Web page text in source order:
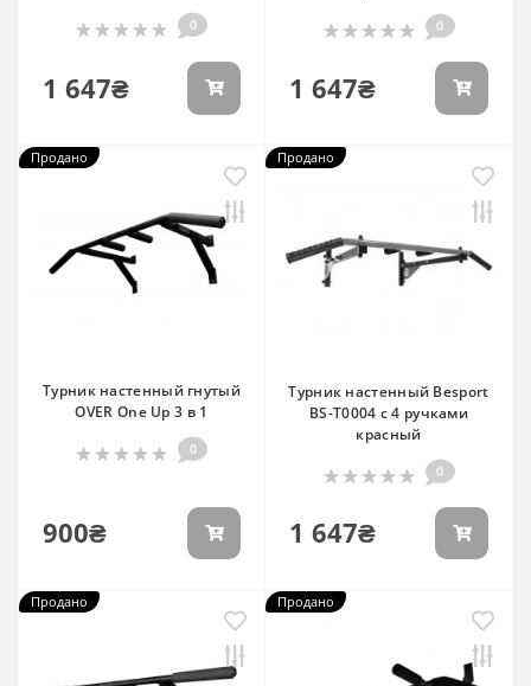
0
1 647₴
0
1 647₴
Продано
Турник настенный гнутый
OVER One Up 3 в 1
0
900₴
Продано
Турник настенный Besport
BS-T0004 с 4 ручками
красный
0
1 647₴
Продано Продано